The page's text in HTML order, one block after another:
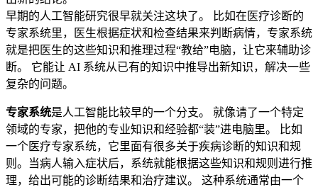
早期的人工智能研究很早就关注这块了。 比如在医疗诊断的
专家系统里，医生根据症状和检查结果来判断病情，专家系统
就是把医生的这些知识和推理过程“教给”电脑，让它来辅助诊
断。 它能让 AI 系统从已有的知识中推导出新知识，解决一些
复杂的问题。
专家系统是人工智能比较早的一个分支。 就像请了一个特定
领域的专家，把他的专业知识和经验都“装”进电脑里。 比如
一个医疗专家系统，它里面有很多关于疾病诊断的知识和规
则。当病人输入症状后，系统就能根据这些知识和规则进行推
理，给出可能的诊断结果和治疗建议。 这种系统通常由一个